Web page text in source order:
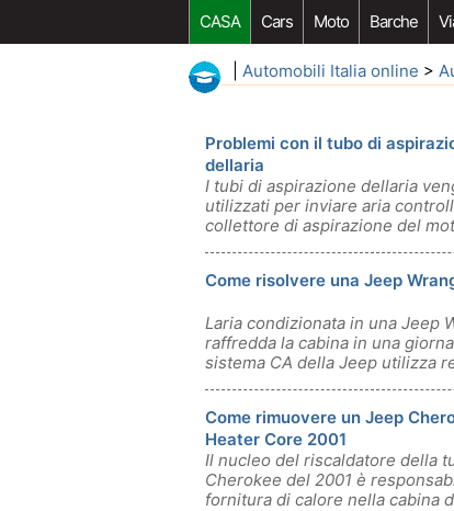
CASA Cars Moto Barche
Automobili Italia online >
Problemi con il tubo di
dellaria
I tubi di aspirazione dellaria
utilizzati per inviare aria
collettore di aspirazione del
Come risolvere una Jeep
Laria condizionata in una Jeep
raffredda la cabina in una
sistema CA della Jeep utilizza
Come rimuovere un Jeep
Heater Core 2001
Il nucleo del riscaldatore della
Cherokee del 2001 è
fornitura di calore nella cabina